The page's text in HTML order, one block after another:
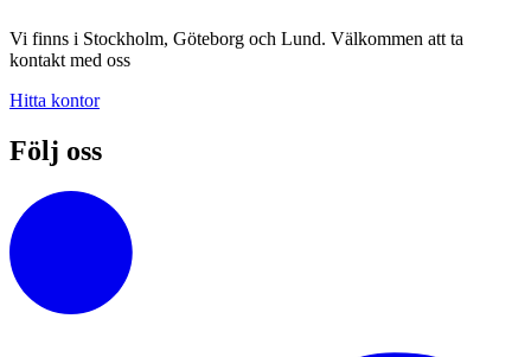
Vi finns i Stockholm, Göteborg och Lund. Välkommen att ta
kontakt med oss
Hitta kontor
Följ oss